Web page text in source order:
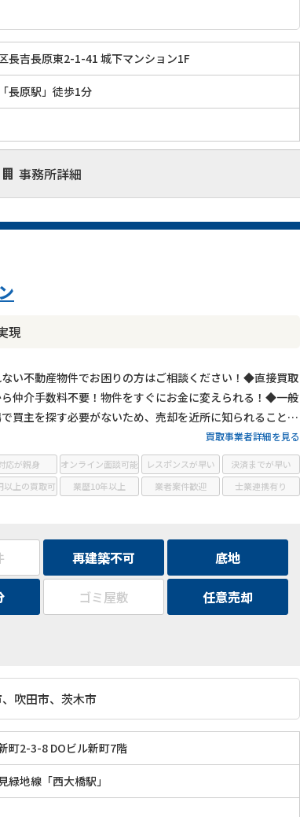
長吉長原東2-1-41 城下マンション1F
長原駅」徒歩1分
事務所詳細
現
い不動産物件でお困りの方はご相談ください！◆直接買取
仲介手数料不要！物件をすぐにお金に変えられる！◆一般
買主を探す必要がないため、売却を近所に知られることな
広告不要・内覧不要で早期売却が可能！◆再生・活用できる
できる物件は積極的に買い取ります！
買取事業者詳細を見る
再建築不可 底地
ゴミ屋敷 任意売却
町2-3-8 DOビル新町7階
緑地線「西大橋駅」
吹田市、茨木市
応が親身 オンライン面談可能 レスポンスが早い
決済までが早い
以上の買取可
業歴10年以上 業者案件歓迎 士業連携有り